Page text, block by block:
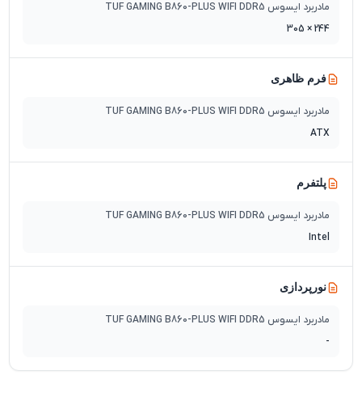
مادربرد ایسوس TUF GAMING B860-PLUS WIFI DDR5
244 × 305
فرم ظاهری
مادربرد ایسوس TUF GAMING B860-PLUS WIFI DDR5
ATX
پلتفرم
مادربرد ایسوس TUF GAMING B860-PLUS WIFI DDR5
Intel
نورپردازی
مادربرد ایسوس TUF GAMING B860-PLUS WIFI DDR5
-